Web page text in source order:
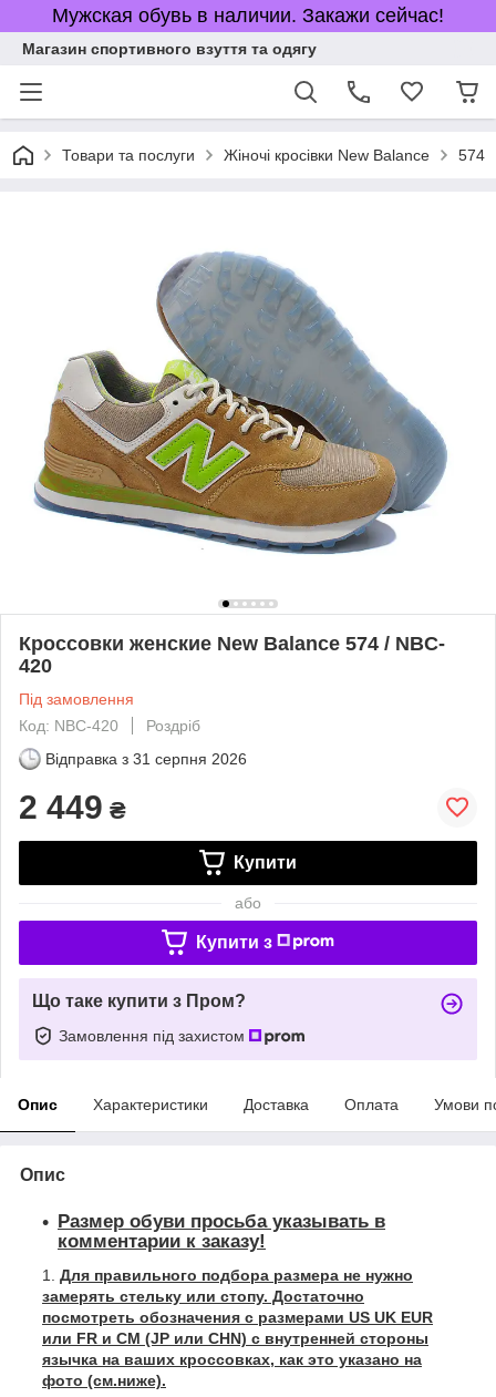
Мужская обувь в наличии. Закажи сейчас!
Магазин спортивного взуття та одягу
Товари та послуги Жіночі кросівки New Balance 574
Кроссовки женские New Balance 574 / NBC-
420
Під замовлення
Код: NBC-420
Роздріб
Відправка з 31 серпня 2026
2 449 ₴
Купити
або
Купити з
Що таке купити з Пром?
Замовлення під захистом
Опис Характеристики Доставка Оплата Умови
Опис
Размер обуви просьба указывать в
комментарии к заказу!
Для правильного подбора размера не нужно
замерять стельку или стопу. Достаточно
посмотреть обозначения с размерами US UK EUR
или FR и СМ (JP или CHN) с внутренней стороны
язычка на ваших кроссовках, как это указано на
фото (см.ниже).